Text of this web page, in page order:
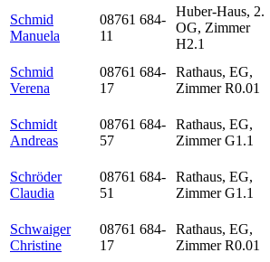
Schmid
Manuela
08761 684-
11
Huber-Haus, 2.
OG, Zimmer
H2.1
Schmid
Verena
08761 684-
17
Rathaus, EG,
Zimmer R0.01
Schmidt
Andreas
08761 684-
57
Rathaus, EG,
Zimmer G1.1
Schröder
Claudia
08761 684-
51
Rathaus, EG,
Zimmer G1.1
Schwaiger
Christine
08761 684-
17
Rathaus, EG,
Zimmer R0.01